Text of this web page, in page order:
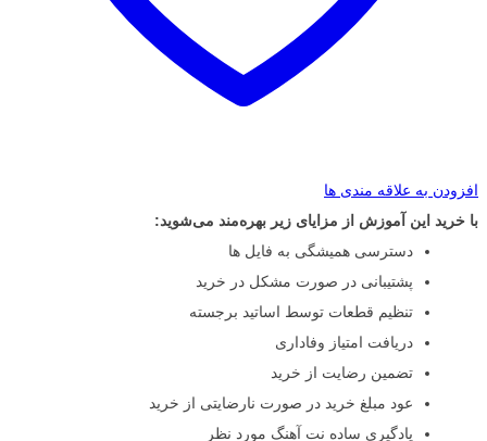
افزودن به علاقه مندی ها
با خرید این آموزش از مزایای زیر بهره‌مند می‌شوید:
دسترسی همیشگی به فایل ها
پشتیبانی در صورت مشکل در خرید
تنظیم قطعات توسط اساتید برجسته
دریافت امتیاز وفاداری
تضمین رضایت از خرید
عود مبلغ خرید در صورت نارضایتی از خرید
یادگیری ساده نت آهنگ مورد نظر